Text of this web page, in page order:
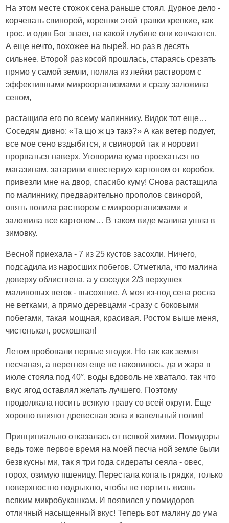
На этом месте стожок сена раньше стоял. Дурное дело -
корчевать свинорой, корешки этой травки крепкие, как
трос, и один Бог знает, на какой глубине они кончаются.
А еще нечто, похожее на пырей, но раз в десять
сильнее. Второй раз косой прошлась, стараясь срезать
прямо у самой земли, полила из лейки раствором с
эффективными микроорганизмами и сразу заложила
сеном,
растащила его по всему малиннику. Видок тот еще…
Соседям дивно: «Та що ж цэ такэ?» А как ветер подует,
все мое сено вздыбится, и свинорой так и норовит
прорваться наверх. Уговорила кума проехаться по
магазинам, затарили «шестерку» картоном от коробок,
привезли мне на двор, спасибо куму! Снова растащила
по малиннику, предварительно прополов свинорой,
опять полила раствором с микроорганизмами и
заложила все картоном… В таком виде малина ушла в
зимовку.
Весной приехала - 7 из 25 кустов засохли. Ничего,
подсадила из наросших побегов. Отметила, что малина
доверху облиствена, а у соседки 2/3 верхушек
малиновых веток - высохшие. А моя из-под сена росла
не ветками, а прямо деревцами -сразу с боковыми
побегами, такая мощная, красивая. Ростом выше меня,
чистенькая, роскошная!
Летом пробовали первые ягодки. Но так как земля
песчаная, а перегноя еще не накопилось, да и жара в
июле стояла под 40°, воды вдоволь не хватало, так что
вкус ягод оставлял желать лучшего. Поэтому
продолжала носить всякую траву со всей округи. Еще
хорошо влияют древесная зола и капельный полив!
Принципиально отказалась от всякой химии. Помидоры
ведь тоже первое время на моей песча ной земле были
безвкусны ми, так я три года сидераты сеяла - овес,
горох, озимую пшеницу. Перестала копать грядки, только
поверхностно подрыхлю, чтобы не портить жизнь
всяким микробукашкам. И появился у помидоров
отличный насыщенный вкус! Теперь вот малину до ума